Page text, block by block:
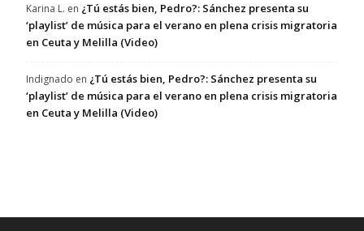
Karina L. en ¿Tú estás bien, Pedro?: Sánchez presenta su
‘playlist’ de música para el verano en plena crisis migratoria
en Ceuta y Melilla (Video)
Indignado en ¿Tú estás bien, Pedro?: Sánchez presenta su
‘playlist’ de música para el verano en plena crisis migratoria
en Ceuta y Melilla (Video)